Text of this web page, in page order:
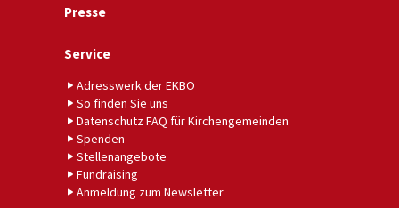
Presse
Service
Adresswerk der EKBO
So finden Sie uns
Datenschutz FAQ für Kirchengemeinden
Spenden
Stellenangebote
Fundraising
Anmeldung zum Newsletter